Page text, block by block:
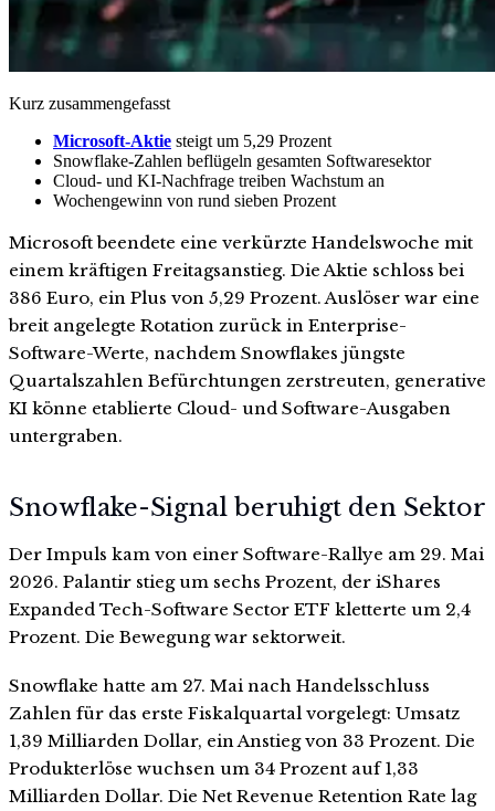
Kurz zusammengefasst
Microsoft-Aktie steigt um 5,29 Prozent
Snowflake-Zahlen beflügeln gesamten Softwaresektor
Cloud- und KI-Nachfrage treiben Wachstum an
Wochengewinn von rund sieben Prozent
Microsoft beendete eine verkürzte Handelswoche mit
einem kräftigen Freitagsanstieg. Die Aktie schloss bei
386 Euro, ein Plus von 5,29 Prozent. Auslöser war eine
breit angelegte Rotation zurück in Enterprise-
Software-Werte, nachdem Snowflakes jüngste
Quartalszahlen Befürchtungen zerstreuten, generative
KI könne etablierte Cloud- und Software-Ausgaben
untergraben.
Snowflake-Signal beruhigt den Sektor
Der Impuls kam von einer Software-Rallye am 29. Mai
2026. Palantir stieg um sechs Prozent, der iShares
Expanded Tech-Software Sector ETF kletterte um 2,4
Prozent. Die Bewegung war sektorweit.
Snowflake hatte am 27. Mai nach Handelsschluss
Zahlen für das erste Fiskalquartal vorgelegt: Umsatz
1,39 Milliarden Dollar, ein Anstieg von 33 Prozent. Die
Produkterlöse wuchsen um 34 Prozent auf 1,33
Milliarden Dollar. Die Net Revenue Retention Rate lag